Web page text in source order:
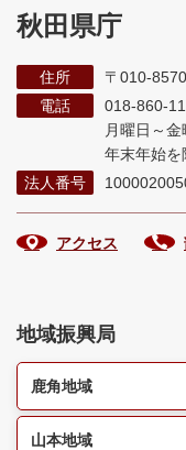
秋田県庁
住所
〒010-
電話
018-860-
月曜日～
年末年始を
法人番号
アクセス
地域振興局
鹿角地域
山本地域